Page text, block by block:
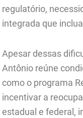
regulatório,
integrada que
Apesar dessas
Antônio reúne
como o programa
incentivar a
estadual e federal,